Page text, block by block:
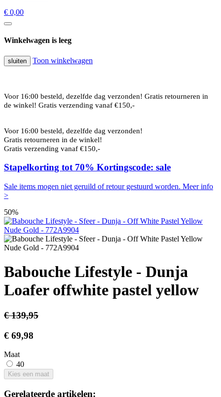
€ 0,00
Winkelwagen is leeg
sluiten Toon winkelwagen
Voor 16:00 besteld, dezelfde dag verzonden! Gratis retourneren in
de winkel! Gratis verzending vanaf €150,-
Voor 16:00 besteld, dezelfde dag verzonden!
Gratis retourneren in de winkel!
Gratis verzending vanaf €150,-
Stapelkorting tot 70% Kortingscode: sale
Sale items mogen niet geruild of retour gestuurd worden. Meer info
>
50%
Babouche Lifestyle - Dunja
Loafer offwhite pastel yellow
€ 139,95
€ 69,98
Maat
40
Kies een maat
Gerelateerde artikelen: